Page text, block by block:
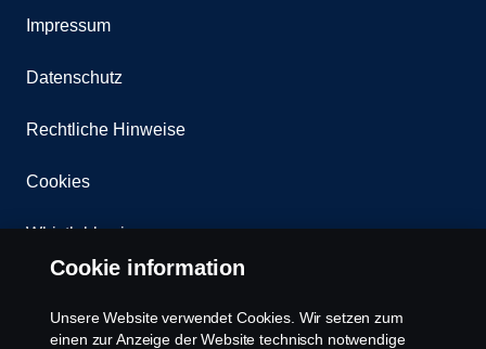
Impressum
Datenschutz
Rechtliche Hinweise
Cookies
Whistleblowing
Newsletter
Cookie information
Unsere Website verwendet Cookies. Wir setzen zum
einen zur Anzeige der Website technisch notwendige